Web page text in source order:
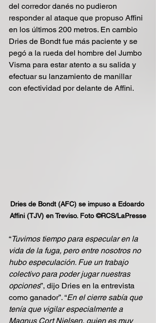
del corredor danés no pudieron
responder al ataque que propuso Affini
en los últimos 200 metros. En cambio
Dries de Bondt fue más paciente y se
pegó a la rueda del hombre del Jumbo
Visma para estar atento a su salida y
efectuar su lanzamiento de manillar
con efectividad por delante de Affini.
Dries de Bondt (AFC) se impuso a Edoardo
Affini (TJV) en Treviso. Foto ©RCS/LaPresse
“Tuvimos tiempo para especular en la
vida de la fuga, pero entre nosotros no
hubo especulación. Fue un trabajo
colectivo para poder jugar nuestras
opciones”, dijo Dries en la entrevista
como ganador”. “En el cierre sabía que
tenía que vigilar especialmente a
Magnus Cort Nielsen, quien es muy